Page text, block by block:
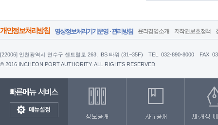
개인정보처리방침 영상정보처리기기운영 · 관리방침 윤리경영소개 저작권보호정책
[22006] 인천광역시 연수구 센트럴로 263, IBS 타워 (31~35F) TEL. 032-890-8000
FAX.
© 2016 INCHEON PORT AUTHORITY. ALL RIGHTS RESERVED.